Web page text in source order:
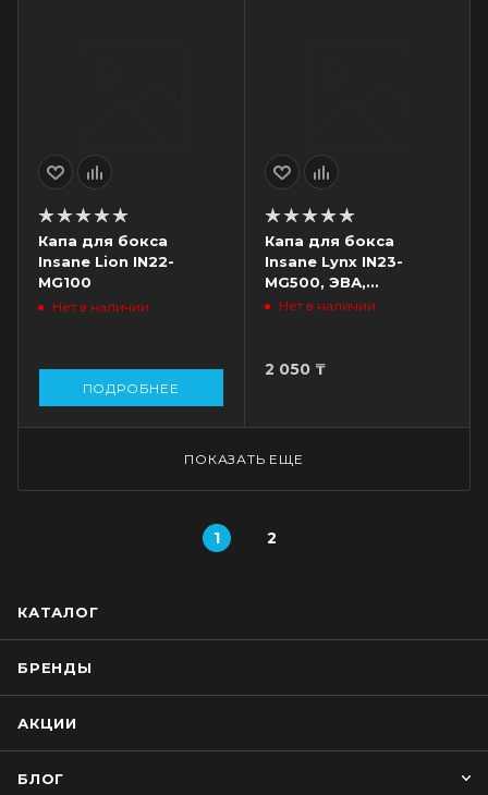
Капа для бокса
Insane Lion IN22-
MG100
Нет в наличии
ПОДРОБНЕЕ
Капа для бокса
Insane Lynx IN23-
MG500, ЭВА,
взрослая, белый/
Нет в наличии
2 050₸
ПОКАЗАТЬ ЕЩЕ
1 2
КАТАЛОГ
БРЕНДЫ
АКЦИИ
БЛОГ